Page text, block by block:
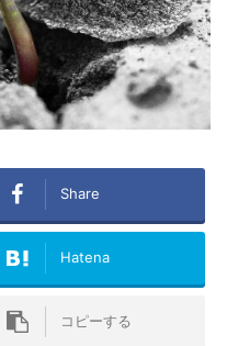
Share
Hatena
コピーする